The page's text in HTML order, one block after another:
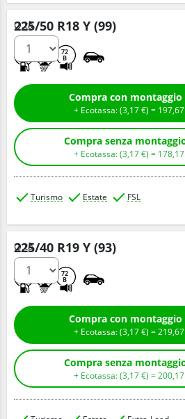
225/50 R18 Y (99)
72
B
Q.tà
+ Ecotassa: (3,17€ ) = 197,67
+ Ecotassa: (3,17€ ) = 178,17
Turismo Estate FSL
225/40 R19 Y (93)
72
B
Q.tà
+ Ecotassa: (3,17€ ) =219,67
+ Ecotassa: (3,17€ ) =200,17